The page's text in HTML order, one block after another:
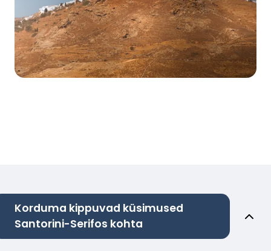
Korduma kippuvad küsimused
Santorini-Serifos kohta